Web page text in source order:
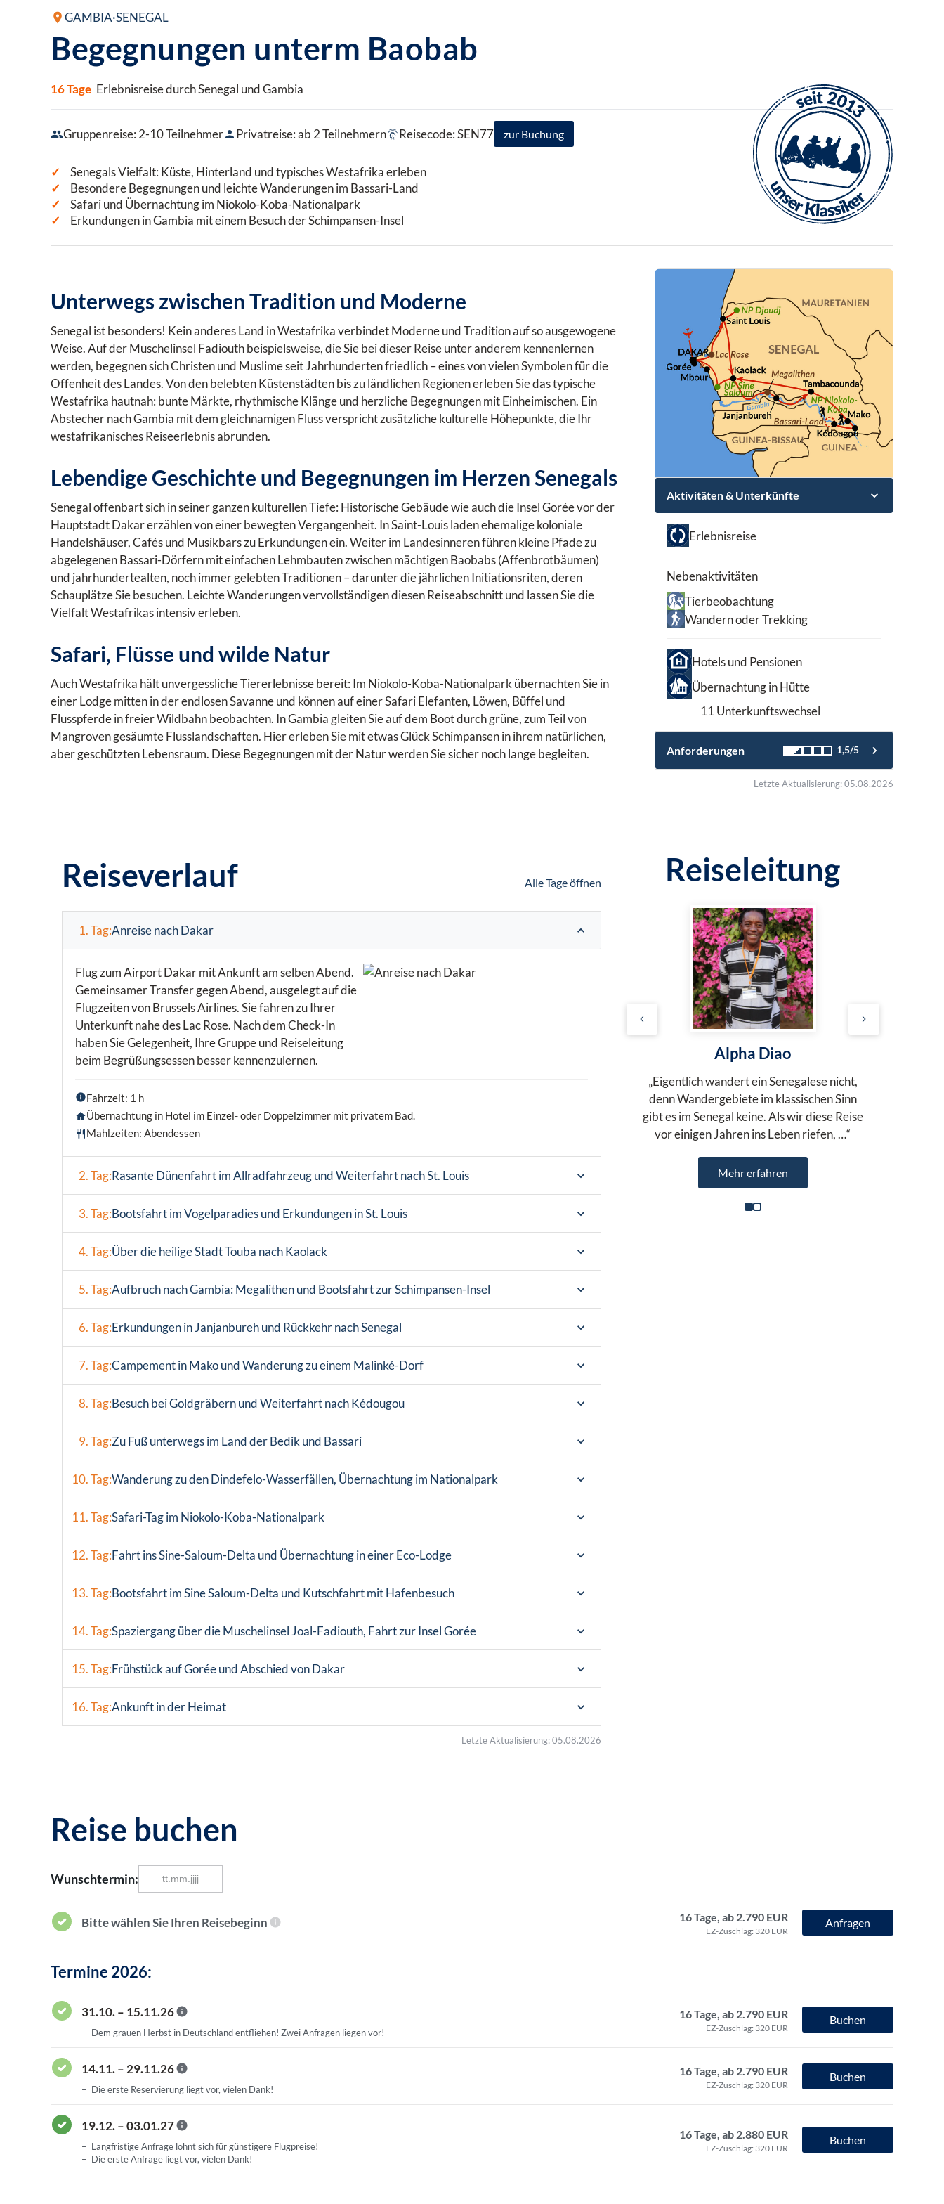
GAMBIA·SENEGAL
Begegnungen unterm Baobab
16 Tage Erlebnisreise durch Senegal und Gambia
Gruppenreise: 2-10 Teilnehmer Privatreise: ab 2 Teilnehmern Reisecode: SEN77 zur Buchung
Senegals Vielfalt: Küste, Hinterland und typisches Westafrika erleben
Besondere Begegnungen und leichte Wanderungen im Bassari-Land
Safari und Übernachtung im Niokolo-Koba-Nationalpark
Erkundungen in Gambia mit einem Besuch der Schimpansen-Insel
Unterwegs zwischen Tradition und Moderne
Senegal ist besonders! Kein anderes Land in Westafrika verbindet Moderne und Tradition auf so ausgewogene
Weise. Auf der Muschelinsel Fadiouth beispielsweise, die Sie bei dieser Reise unter anderem kennenlernen
werden, begegnen sich Christen und Muslime seit Jahrhunderten friedlich – eines von vielen Symbolen für die
Offenheit des Landes. Von den belebten Küstenstädten bis zu ländlichen Regionen erleben Sie das typische
Westafrika hautnah: bunte Märkte, rhythmische Klänge und herzliche Begegnungen mit Einheimischen. Ein
Abstecher nach Gambia mit dem gleichnamigen Fluss verspricht zusätzliche kulturelle Höhepunkte, die Ihr
westafrikanisches Reiseerlebnis abrunden.
Lebendige Geschichte und Begegnungen im Herzen Senegals
Senegal offenbart sich in seiner ganzen kulturellen Tiefe: Historische Gebäude wie auch die Insel Gorée vor der
Hauptstadt Dakar erzählen von einer bewegten Vergangenheit. In Saint-Louis laden ehemalige koloniale
Handelshäuser, Cafés und Musikbars zu Erkundungen ein. Weiter im Landesinneren führen kleine Pfade zu
abgelegenen Bassari-Dörfern mit einfachen Lehmbauten zwischen mächtigen Baobabs (Affenbrotbäumen)
und jahrhundertealten, noch immer gelebten Traditionen – darunter die jährlichen Initiationsriten, deren
Schauplätze Sie besuchen. Leichte Wanderungen vervollständigen diesen Reiseabschnitt und lassen Sie die
Vielfalt Westafrikas intensiv erleben.
Safari, Flüsse und wilde Natur
Auch Westafrika hält unvergessliche Tiererlebnisse bereit: Im Niokolo-Koba-Nationalpark übernachten Sie in
einer Lodge mitten in der endlosen Savanne und können auf einer Safari Elefanten, Löwen, Büffel und
Flusspferde in freier Wildbahn beobachten. In Gambia gleiten Sie auf dem Boot durch grüne, zum Teil von
Mangroven gesäumte Flusslandschaften. Hier erleben Sie mit etwas Glück Schimpansen in ihrem natürlichen,
aber geschützten Lebensraum. Diese Begegnungen mit der Natur werden Sie sicher noch lange begleiten.
Aktivitäten & Unterkünfte
Erlebnisreise
Nebenaktivitäten
Tierbeobachtung
Wandern oder Trekking
Hotels und Pensionen
Übernachtung in Hütte
11 Unterkunftswechsel
Anforderungen 1,5/5
Letzte Aktualisierung: 05.08.2026
Reiseverlauf Alle Tage öffnen
1. Tag:Anreise nach Dakar
Flug zum Airport Dakar mit Ankunft am selben Abend.
Gemeinsamer Transfer gegen Abend, ausgelegt auf die
Flugzeiten von Brussels Airlines. Sie fahren zu Ihrer
Unterkunft nahe des Lac Rose. Nach dem Check-In
haben Sie Gelegenheit, Ihre Gruppe und Reiseleitung
beim Begrüßungsessen besser kennenzulernen.
Fahrzeit: 1 h
Übernachtung in Hotel im Einzel- oder Doppelzimmer mit privatem Bad.
Mahlzeiten: Abendessen
2. Tag:Rasante Dünenfahrt im Allradfahrzeug und Weiterfahrt nach St. Louis
3. Tag:Bootsfahrt im Vogelparadies und Erkundungen in St. Louis
4. Tag:Über die heilige Stadt Touba nach Kaolack
5. Tag:Aufbruch nach Gambia: Megalithen und Bootsfahrt zur Schimpansen-Insel
6. Tag:Erkundungen in Janjanbureh und Rückkehr nach Senegal
7. Tag:Campement in Mako und Wanderung zu einem Malinké-Dorf
8. Tag:Besuch bei Goldgräbern und Weiterfahrt nach Kédougou
9. Tag:Zu Fuß unterwegs im Land der Bedik und Bassari
10. Tag:Wanderung zu den Dindefelo-Wasserfällen, Übernachtung im Nationalpark
11. Tag:Safari-Tag im Niokolo-Koba-Nationalpark
12. Tag:Fahrt ins Sine-Saloum-Delta und Übernachtung in einer Eco-Lodge
13. Tag:Bootsfahrt im Sine Saloum-Delta und Kutschfahrt mit Hafenbesuch
14. Tag:Spaziergang über die Muschelinsel Joal-Fadiouth, Fahrt zur Insel Gorée
15. Tag:Frühstück auf Gorée und Abschied von Dakar
16. Tag:Ankunft in der Heimat
Letzte Aktualisierung: 05.08.2026
Reiseleitung
Alpha Diao
„Eigentlich wandert ein Senegalese nicht,
denn Wandergebiete im klassischen Sinn
gibt es im Senegal keine. Als wir diese Reise
vor einigen Jahren ins Leben riefen, …“
Mehr erfahren
Reise buchen
Wunschtermin:
Bitte wählen Sie Ihren Reisebeginn 16 Tage, ab 2.790 EUR
EZ-Zuschlag: 320 EUR
Anfragen
Termine 2026:
31.10. – 15.11.26
Dem grauen Herbst in Deutschland entfliehen! Zwei Anfragen liegen vor!
16 Tage, ab 2.790 EUR
EZ-Zuschlag: 320 EUR
Buchen
14.11. – 29.11.26
Die erste Reservierung liegt vor, vielen Dank!
16 Tage, ab 2.790 EUR
EZ-Zuschlag: 320 EUR
Buchen
19.12. – 03.01.27
Langfristige Anfrage lohnt sich für günstigere Flugpreise!
Die erste Anfrage liegt vor, vielen Dank!
16 Tage, ab 2.880 EUR
EZ-Zuschlag: 320 EUR
Buchen